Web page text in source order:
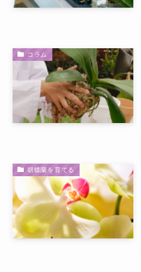
コラム
胡蝶蘭を育てる